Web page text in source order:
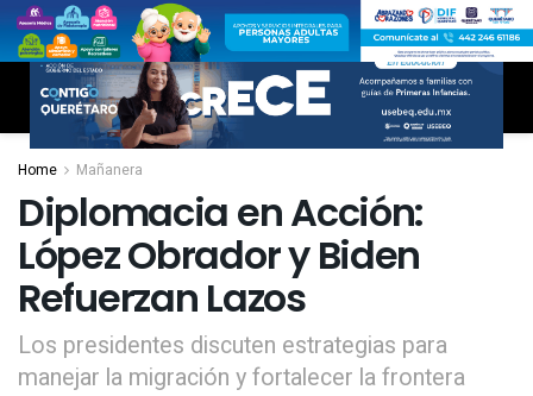
Home Mañanera
Diplomacia en Acción:
López Obrador y Biden
Refuerzan Lazos
Los presidentes discuten estrategias para
manejar la migración y fortalecer la frontera